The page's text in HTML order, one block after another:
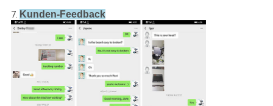
7. Kunden-Feedback